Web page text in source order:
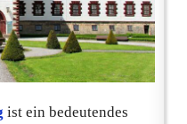
ist ein bedeutendes